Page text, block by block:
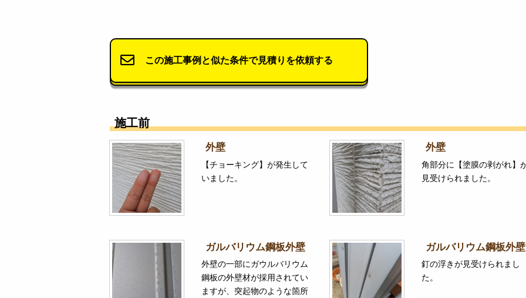
この施工事例と似た条件で見積りを依頼する
施工前
外壁
【チョーキング】が発生して
いました。
外壁
角部分に【塗膜の剥がれ】
見受けられました。
ガルバリウム鋼板外壁
外壁の一部にガウルバリウム
鋼板の外壁材が採用されてい
ますが、突起物のような箇所
ガルバリウム鋼板外壁
釘の浮きが見受けられまし
た。